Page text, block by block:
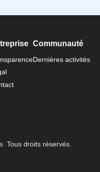
Communauté
Dernières activités
Tous droits réservés.